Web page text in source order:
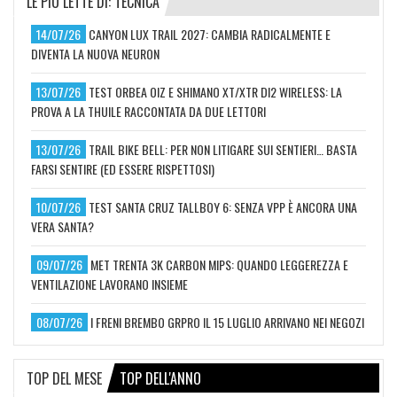
14/07/26 CANYON LUX TRAIL 2027: CAMBIA RADICALMENTE E
DIVENTA LA NUOVA NEURON
13/07/26 TEST ORBEA OIZ E SHIMANO XT/XTR DI2 WIRELESS: LA
PROVA A LA THUILE RACCONTATA DA DUE LETTORI
13/07/26 TRAIL BIKE BELL: PER NON LITIGARE SUI SENTIERI… BASTA
FARSI SENTIRE (ED ESSERE RISPETTOSI)
10/07/26 TEST SANTA CRUZ TALLBOY 6: SENZA VPP È ANCORA UNA
VERA SANTA?
09/07/26 MET TRENTA 3K CARBON MIPS: QUANDO LEGGEREZZA E
VENTILAZIONE LAVORANO INSIEME
08/07/26 I FRENI BREMBO GRPRO IL 15 LUGLIO ARRIVANO NEI NEGOZI
TOP DEL MESE TOP DELL'ANNO